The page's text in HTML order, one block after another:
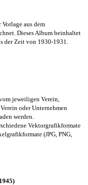
Vorlage aus dem
Dieses Album beinhaltet
der Zeit von 1930-1931.
jeweiligen Verein,
oder Unternehmen
werden.
Vektorgrafikformate
(JPG, PNG,